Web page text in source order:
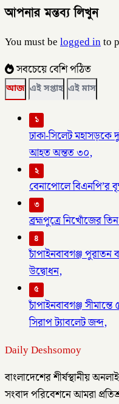
আপনার মন্তব্য লিখুন
You must belogged into
সবচেয়ে বেশি পঠিত
আজ এই সপ্তাহ এই মাস
১
ঢাকা-সিলেট মহাসড়কে
আহত অন্তত ৩০,
২
বেনাপোলে বিএনপি’র
৩
ব্রহ্মপুত্রে নিখোঁজের
৪
চাঁপাইনবাবগঞ্জ পুরাতন
উদ্বোধন,
৫
চাঁপাইনবাবগঞ্জ
সিরাপ ট্যাবলেট জব্দ,
Daily Deshsomoy
বাংলাদেশের শীর্ষস্থানীয়
সংবাদ পরিবেশনে আমরা